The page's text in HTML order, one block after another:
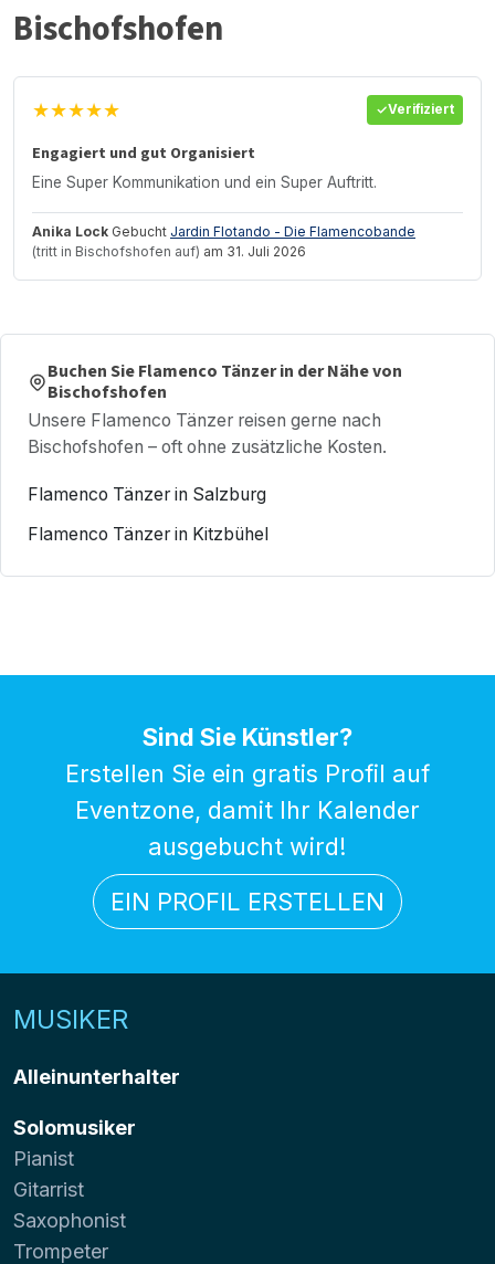
Bischofshofen
★★★★★ Verifiziert
Engagiert und gut Organisiert
Eine Super Kommunikation und ein Super Auftritt.
Anika Lock Gebucht Jardin Flotando - Die Flamencobande
(tritt in Bischofshofen auf) am 31. Juli 2026
Buchen Sie Flamenco Tänzer in der Nähe von
Bischofshofen
Unsere Flamenco Tänzer reisen gerne nach
Bischofshofen – oft ohne zusätzliche Kosten.
Flamenco Tänzer in Salzburg
Flamenco Tänzer in Kitzbühel
Sind Sie Künstler?
Erstellen Sie ein gratis Profil auf
Eventzone, damit Ihr Kalender
ausgebucht wird!
EIN PROFIL ERSTELLEN
MUSIKER
Alleinunterhalter
Solomusiker
Pianist
Gitarrist
Saxophonist
Trompeter